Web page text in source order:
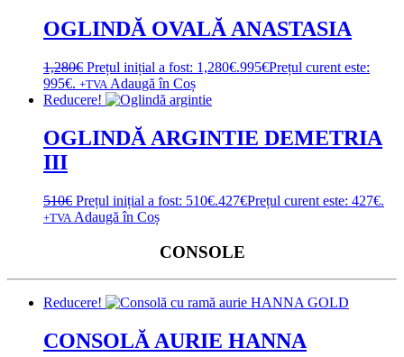
OGLINDĂ OVALĂ ANASTASIA
1,280€ Prețul inițial a fost: 1,280€.995€Prețul curent este:
995€. +TVA Adaugă în Coș
Reducere!
OGLINDĂ ARGINTIE DEMETRIA
III
510€ Prețul inițial a fost: 510€.427€Prețul curent este: 427€.
+TVA Adaugă în Coș
CONSOLE
Reducere!
CONSOLĂ AURIE HANNA